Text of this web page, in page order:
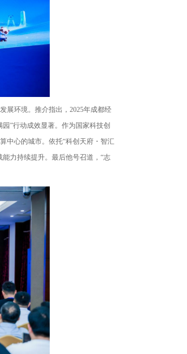
展环境。推介指出，2025年成都经
”行动成效显著。作为国家科技创
中心的城市。依托“科创天府・智汇
力持续提升。最后他号召道，“志